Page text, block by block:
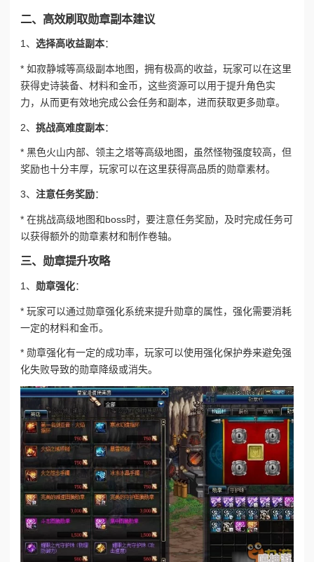
二、高效刷取勋章副本建议
1、 选择高收益副本：
* 如寂静城等高级副本地图，拥有极高的收益，玩家可以在这里
获得史诗装备、材料和金币，这些资源可以用于提升角色实
力，从而更有效地完成公会任务和副本，进而获取更多勋章。
2、 挑战高难度副本：
* 黑色火山内部、领主之塔等高级地图，虽然怪物强度较高，但
奖励也十分丰厚，玩家可以在这里获得高品质的勋章素材。
3、 注意任务奖励：
* 在挑战高级地图和boss时，要注意任务奖励，及时完成任务可
以获得额外的勋章素材和制作卷轴。
三、勋章提升攻略
1、 勋章强化：
* 玩家可以通过勋章强化系统来提升勋章的属性，强化需要消耗
一定的材料和金币。
* 勋章强化有一定的成功率，玩家可以使用强化保护券来避免强
化失败导致的勋章降级或消失。